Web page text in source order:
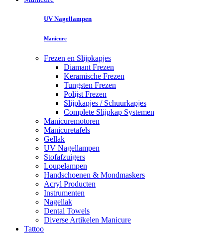
UV Nagellampen
Manicure
Frezen en Slijpkapjes
Diamant Frezen
Keramische Frezen
Tungsten Frezen
Polijst Frezen
Slijpkapjes / Schuurkapjes
Complete Slijpkap Systemen
Manicuremotoren
Manicuretafels
Gellak
UV Nagellampen
Stofafzuigers
Loupelampen
Handschoenen & Mondmaskers
Acryl Producten
Instrumenten
Nagellak
Dental Towels
Diverse Artikelen Manicure
Tattoo